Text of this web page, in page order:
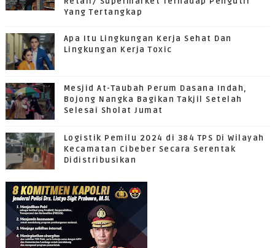
Yang Tertangkap
Apa Itu Lingkungan Kerja Sehat Dan
Lingkungan Kerja Toxic
Mesjid At-Taubah Perum Dasana Indah,
Bojong Nangka Bagikan Takjil Setelah
Selesai Sholat Jumat
Logistik Pemilu 2024 di 384 TPS Di Wilayah
Kecamatan Cibeber Secara Serentak
Didistribusikan